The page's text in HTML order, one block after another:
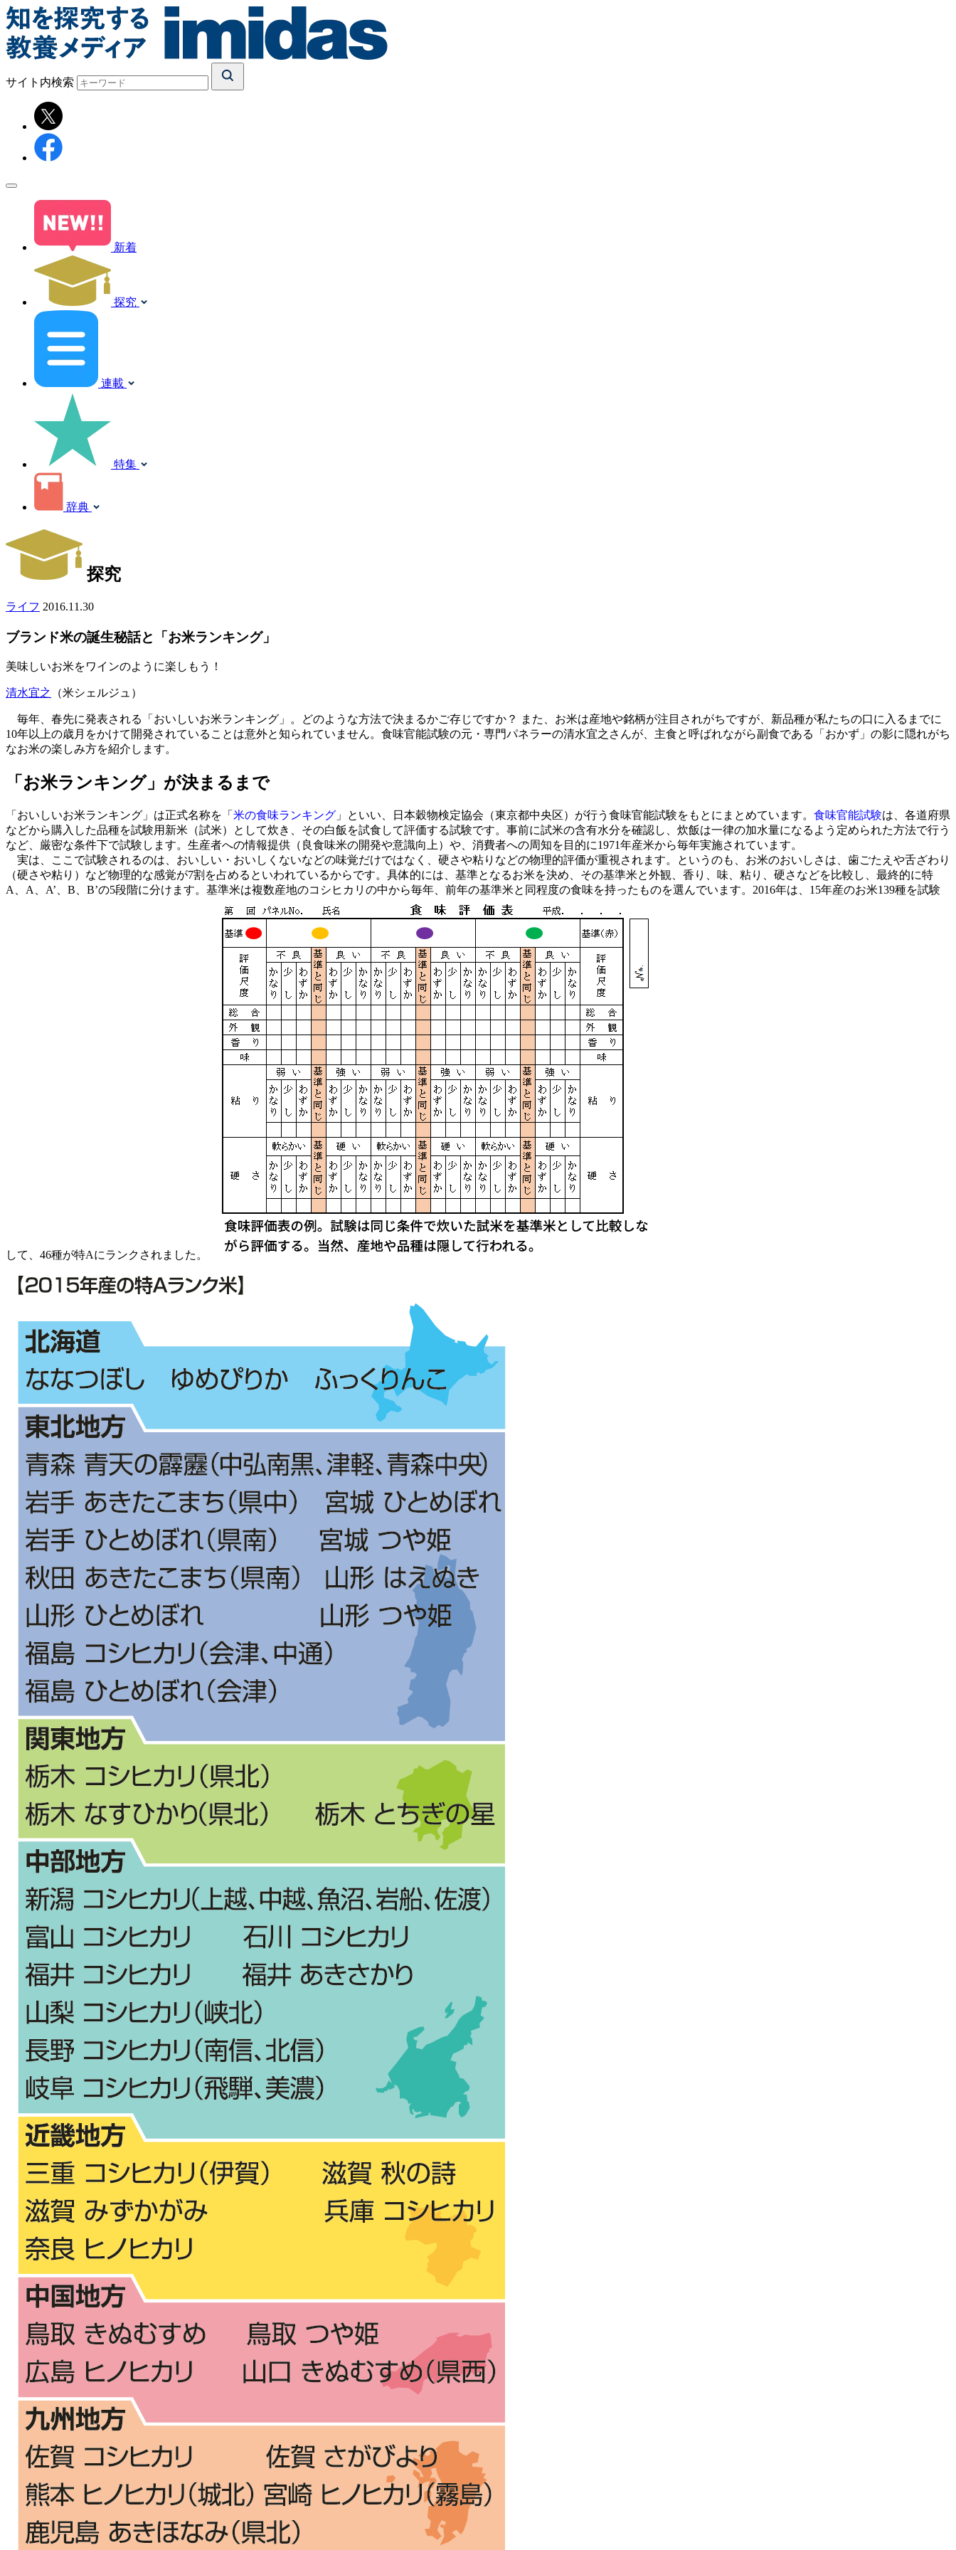
サイト内検索
新着
探究
連載
特集
辞典
探究
ライフ 2016.11.30
ブランド米の誕生秘話と「お米ランキング」
美味しいお米をワインのように楽しもう！
清水宜之 （米シェルジュ）
毎年、春先に発表される「おいしいお米ランキング」。どのような方法で決まるかご存じですか？ また、お米は産地や銘柄が注目されがちですが、新品種が私たちの口に入るまでに
10年以上の歳月をかけて開発されていることは意外と知られていません。食味官能試験の元・専門パネラーの清水宜之さんが、主食と呼ばれながら副食である「おかず」の影に隠れがち
なお米の楽しみ方を紹介します。
「お米ランキング」が決まるまで
「おいしいお米ランキング」は正式名称を「 米の食味ランキング 」といい、日本穀物検定協会（東京都中央区）が行う食味官能試験をもとにまとめています。 食味官能試験は、各道府県
などから購入した品種を試験用新米（試米）として炊き、その白飯を試食して評価する試験です。事前に試米の含有水分を確認し、炊飯は一律の加水量になるよう定められた方法で行う
など、厳密な条件下で試験します。生産者への情報提供（良食味米の開発や意識向上）や、消費者への周知を目的に1971年産米から毎年実施されています。
実は、ここで試験されるのは、おいしい・おいしくないなどの味覚だけではなく、硬さや粘りなどの物理的評価が重視されます。というのも、お米のおいしさは、歯ごたえや舌ざわり
（硬さや粘り）など物理的な感覚が7割を占めるといわれているからです。具体的には、基準となるお米を決め、その基準米と外観、香り、味、粘り、硬さなどを比較し、最終的に特
A、A、A’、B、B’の5段階に分けます。基準米は複数産地のコシヒカリの中から毎年、前年の基準米と同程度の食味を持ったものを選んでいます。2016年は、15年産のお米139種を試験
して、46種が特Aにランクされました。